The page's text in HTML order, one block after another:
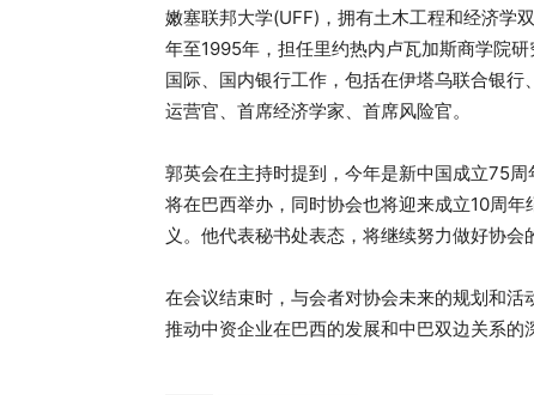
嫩塞联邦大学(UFF)，拥有土木工程和经济学
年至1995年，担任里约热内卢瓦加斯商学院
国际、国内银行工作，包括在伊塔乌联合银
运营官、首席经济学家、首席风险官。
郭英会在主持时提到，今年是新中国成立75
将在巴西举办，同时协会也将迎来成立10周
义。他代表秘书处表态，将继续努力做好协会
在会议结束时，与会者对协会未来的规划和活
推动中资企业在巴西的发展和中巴双边关系的